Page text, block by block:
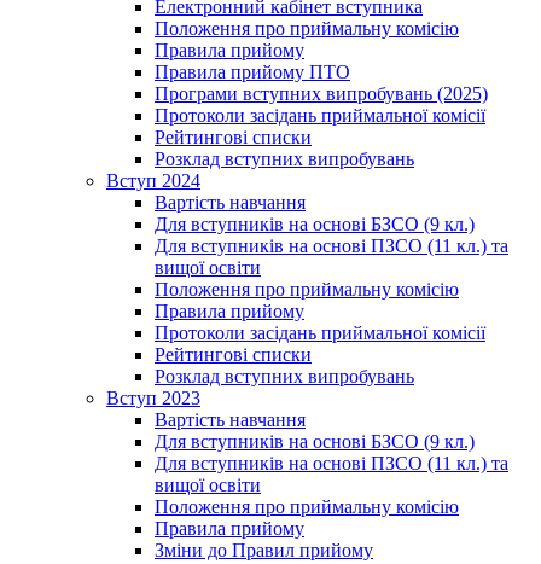
Електронний кабінет вступника
Положення про приймальну комісію
Правила прийому
Правила прийому ПТО
Програми вступних випробувань (2025)
Протоколи засідань приймальної комісії
Рейтингові списки
Розклад вступних випробувань
Вступ 2024
Вартість навчання
Для вступників на основі БЗСО (9 кл.)
Для вступників на основі ПЗСО (11 кл.) та
вищої освіти
Положення про приймальну комісію
Правила прийому
Протоколи засідань приймальної комісії
Рейтингові списки
Розклад вступних випробувань
Вступ 2023
Вартість навчання
Для вступників на основі БЗСО (9 кл.)
Для вступників на основі ПЗСО (11 кл.) та
вищої освіти
Положення про приймальну комісію
Правила прийому
Зміни до Правил прийому